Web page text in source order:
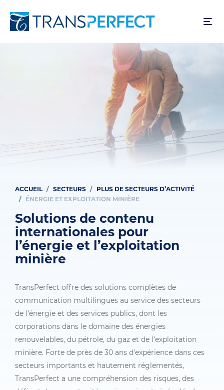
au
principal
Fil
ACCUEIL SECTEURS
PLUS DE SECTEURS D’ACTIVITÉ
ÉNERGIE ET EXPLOITATION MINIÈRE
Solutions de contenu
internationales pour
l’énergie et l’exploitation
minière
TransPerfect offre des solutions complètes de
communication multilingues au service des secteurs
de l’énergie et des services publics, dont les
corporations dans le domaine des énergies
renouvelables, du pétrole, du gaz et de l’exploitation
minière. Forte de près de 30 ans d’expérience dans ces
secteurs importants et hautement réglementés,
TransPerfect a une compréhension des risques, des